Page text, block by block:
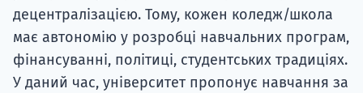
децентралізацією. Тому, кожен коледж/школа
має автономію у розробці навчальних програм,
фінансуванні, політиці, студентських традиціях.
У даний час, університет пропонує навчання за